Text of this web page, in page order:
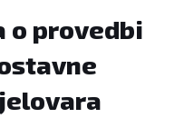
o provedbi